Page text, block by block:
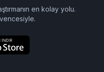
en kolay yolu.